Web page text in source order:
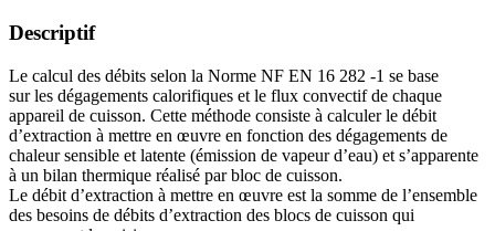
Descriptif
Le calcul des débits selon la Norme NF EN 16 282 -1 se base
sur les dégagements calorifiques et le flux convectif de chaque
appareil de cuisson. Cette méthode consiste à calculer le débit
d’extraction à mettre en œuvre en fonction des dégagements de
chaleur sensible et latente (émission de vapeur d’eau) et s’apparente
à un bilan thermique réalisé par bloc de cuisson.
Le débit d’extraction à mettre en œuvre est la somme de l’ensemble
des besoins de débits d’extraction des blocs de cuisson qui